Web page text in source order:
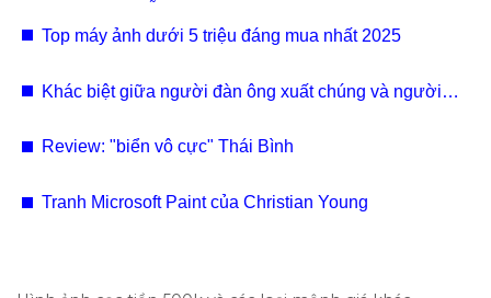
Top máy ảnh dưới 5 triệu đáng mua nhất 2025
Khác biệt giữa người đàn ông xuất chúng và người
Review: "biển vô cực" Thái Bình
Tranh Microsoft Paint của Christian Young